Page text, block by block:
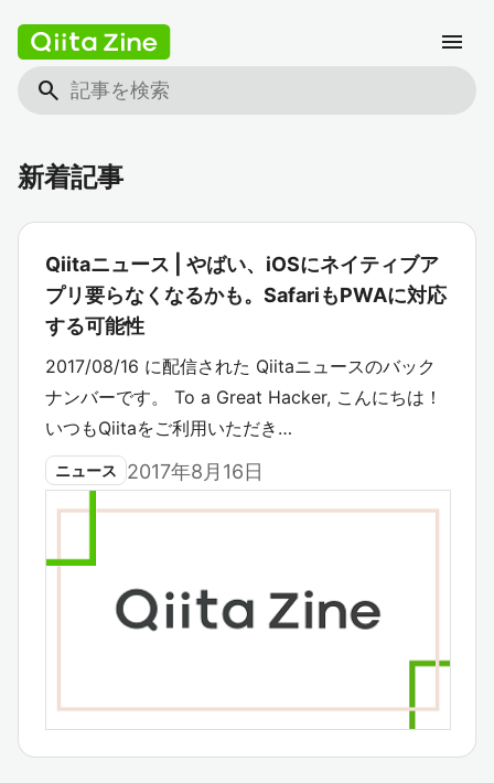
search
menu
新着記事
Qiitaニュース | やばい、iOSにネイティブア
プリ要らなくなるかも。SafariもPWAに対応
する可能性
2017/08/16 に配信された Qiitaニュースのバック
ナンバーです。 To a Great Hacker, こんにちは！
いつもQiitaをご利用いただき…
ニュース 2017年8月16日